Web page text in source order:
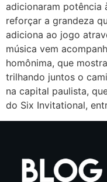
adicionaram potência
reforçar a grandeza
adiciona ao jogo
música vem
homônima, que
trilhando juntos o
na capital paulista,
do Six Invitational,